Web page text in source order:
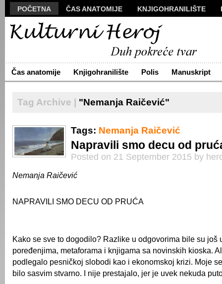
POČETNA ČAS ANATOMIJE KNJIGOHRANILIŠTE
MANUSKRIPT
VIZUALI
ARHIVA
O NAMA ŽIVA REČ KONTAKT
Čas anatomije Knjigohranilište Polis Manuskript
Tag Archive | "Nemanja Raičević"
Tags: Nemanja Raičević
Napravili smo decu od
Posted on 21 September 2015 by
Nemanja Raičević
NAPRAVILI SMO DECU OD PRUĆA
Kako se sve to dogodilo? Razlike u odgovorima bile su još
poređenjima, metaforama i knjigama sa novinskih kioska.
podlegalo pesničkoj slobodi kao i ekonomskoj krizi. Moje
bilo sasvim stvarno. I nije prestajalo, jer je uvek nekuda